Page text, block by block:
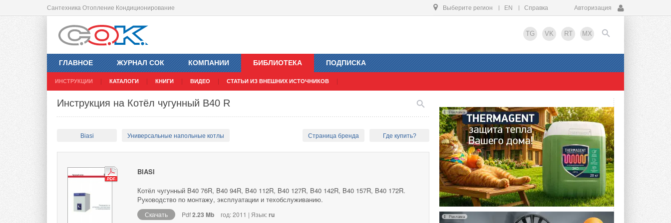
Сантехника Отопление Кондиционирование Выберите регион EN Справка Авторизация
TG VK RT MX
ГЛАВНОЕ ЖУРНАЛ СОК КОМПАНИИ БИБЛИОТЕКА
ИНСТРУКЦИИ КАТАЛОГИ КНИГИ ВИДЕО СТАТЬИ ИЗ ВНЕШНИХ ИСТОЧНИКОВ
ПОДПИСКА
EN
Инструкция на Котёл чугунный B40 R
Biasi Универсальные напольные котлы Страница бренда Где купить?
BIASI
Котёл чугунный B40 76R, B40 94R, B40 112R, B40 127R, B40 142R, B40 157R, B40 172R.
Руководство по монтажу, эксплуатации и техобслуживанию.
Скачать Pdf2.23 Mb год: 2011 | Язык:ru
Реклама
Реклама